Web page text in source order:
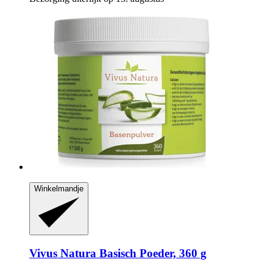
Winkelmandje
Vivus Natura Basisch Poeder, 360 g